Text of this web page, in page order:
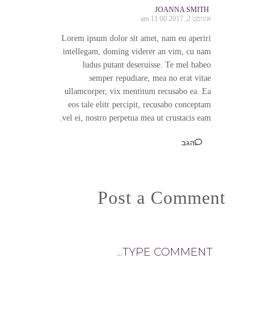
JOANNA SMITH
אוגוסט 2, 2017 11:00 am
Lorem ipsum dolor sit amet, nam eu aperiri
intellegam, doming viderer an vim, cu nam
ludus putant deseruisse. Te mel habeo
semper repudiare, mea no erat vitae
ullamcorper, vix mentitum recusabo ea. Ea
eos tale elitr percipit, recusabo conceptam
vel ei, nostro perpetua mea ut crustacis eam.
הגב
Post a Comment